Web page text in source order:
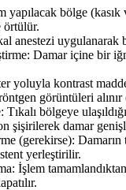
yapılacak bölge
örtülür.
anestezi uygulanarak
Damar içine bir
yoluyla kontrast
görüntüleri
bölgeye
şişirilerek damar
(gerekirse): Damarın
yerleştirilir.
İşlem